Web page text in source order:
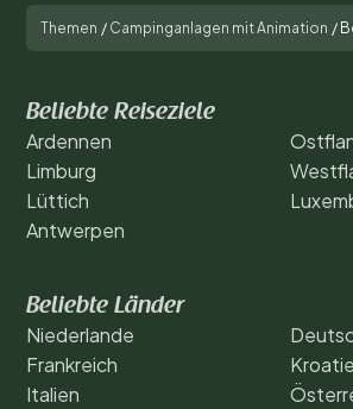
Themen / Campinganlagen mit Animation /
Beliebte Reiseziele
Ardennen
Limburg
Lüttich
Antwerpen
Beliebte Länder
Niederlande
Frankreich
Italien